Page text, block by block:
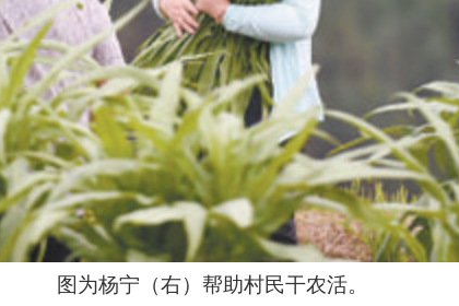
图为杨宁（右）帮助村民干农活。